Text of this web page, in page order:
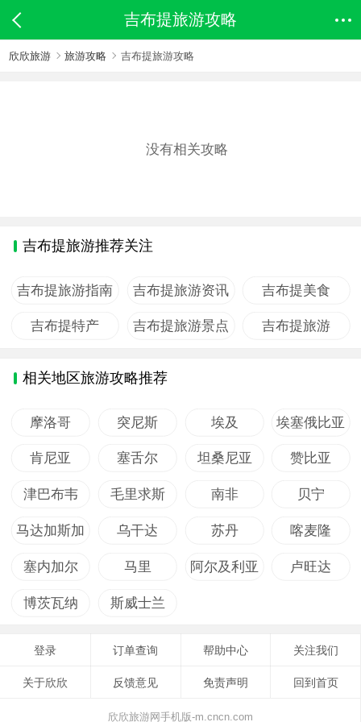
吉布提旅游攻略
欣欣旅游 旅游攻略 吉布提旅游攻略
没有相关攻略
吉布提旅游推荐关注
吉布提旅游指南 吉布提旅游资讯 吉布提美食
吉布提特产 吉布提旅游景点 吉布提旅游
相关地区旅游攻略推荐
摩洛哥 突尼斯 埃及 埃塞俄比亚
肯尼亚 塞舌尔 坦桑尼亚 赞比亚
津巴布韦 毛里求斯 南非 贝宁
马达加斯加 乌干达 苏丹 喀麦隆
塞内加尔 马里 阿尔及利亚 卢旺达
博茨瓦纳 斯威士兰
登录 订单查询 帮助中心 关注我们
关于欣欣 反馈意见 免责声明 回到首页
欣欣旅游网手机版-m.cncn.com